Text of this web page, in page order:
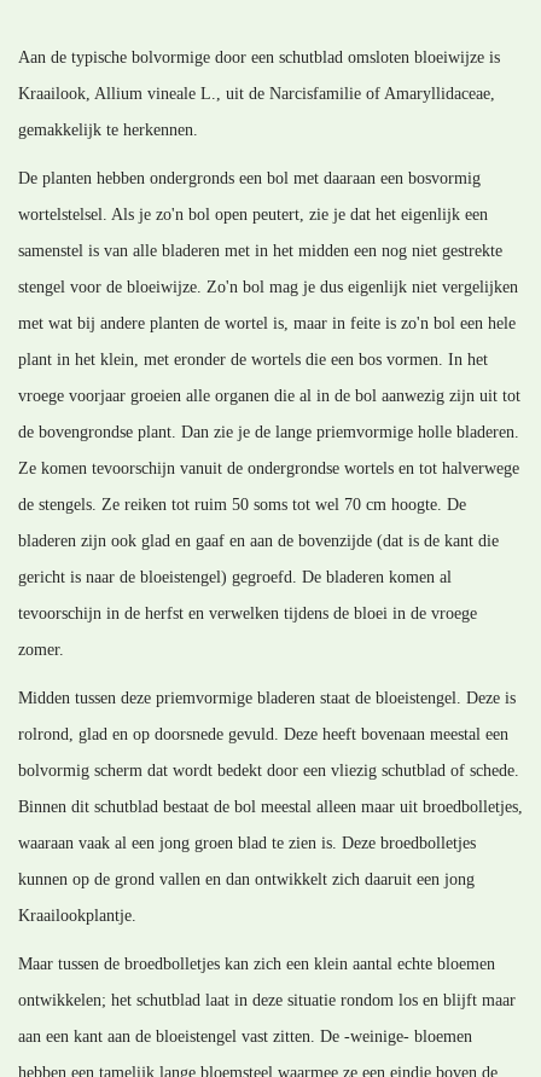
Aan de typische bolvormige door een schutblad omsloten bloeiwijze is
Kraailook, Allium vineale L., uit de Narcisfamilie of Amaryllidaceae,
gemakkelijk te herkennen.
De planten hebben ondergronds een bol met daaraan een bosvormig
wortelstelsel. Als je zo'n bol open peutert, zie je dat het eigenlijk een
samenstel is van alle bladeren met in het midden een nog niet gestrekte
stengel voor de bloeiwijze. Zo'n bol mag je dus eigenlijk niet vergelijken
met wat bij andere planten de wortel is, maar in feite is zo'n bol een hele
plant in het klein, met eronder de wortels die een bos vormen. In het
vroege voorjaar groeien alle organen die al in de bol aanwezig zijn uit tot
de bovengrondse plant. Dan zie je de lange priemvormige holle bladeren.
Ze komen tevoorschijn vanuit de ondergrondse wortels en tot halverwege
de stengels. Ze reiken tot ruim 50 soms tot wel 70 cm hoogte. De
bladeren zijn ook glad en gaaf en aan de bovenzijde (dat is de kant die
gericht is naar de bloeistengel) gegroefd. De bladeren komen al
tevoorschijn in de herfst en verwelken tijdens de bloei in de vroege
zomer.
Midden tussen deze priemvormige bladeren staat de bloeistengel. Deze is
rolrond, glad en op doorsnede gevuld. Deze heeft bovenaan meestal een
bolvormig scherm dat wordt bedekt door een vliezig schutblad of schede.
Binnen dit schutblad bestaat de bol meestal alleen maar uit broedbolletjes,
waaraan vaak al een jong groen blad te zien is. Deze broedbolletjes
kunnen op de grond vallen en dan ontwikkelt zich daaruit een jong
Kraailookplantje.
Maar tussen de broedbolletjes kan zich een klein aantal echte bloemen
ontwikkelen; het schutblad laat in deze situatie rondom los en blijft maar
aan een kant aan de bloeistengel vast zitten. De -weinige- bloemen
hebben een tamelijk lange bloemsteel waarmee ze een eindje boven de